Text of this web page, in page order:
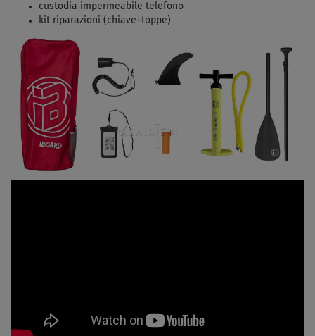
custodia impermeabile telefono
kit riparazioni (chiave+toppe)